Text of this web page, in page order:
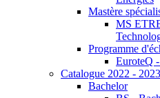
Mastère
MS
Programme
EuroteQ
Catalogue 2022 - 2023
Bachelor